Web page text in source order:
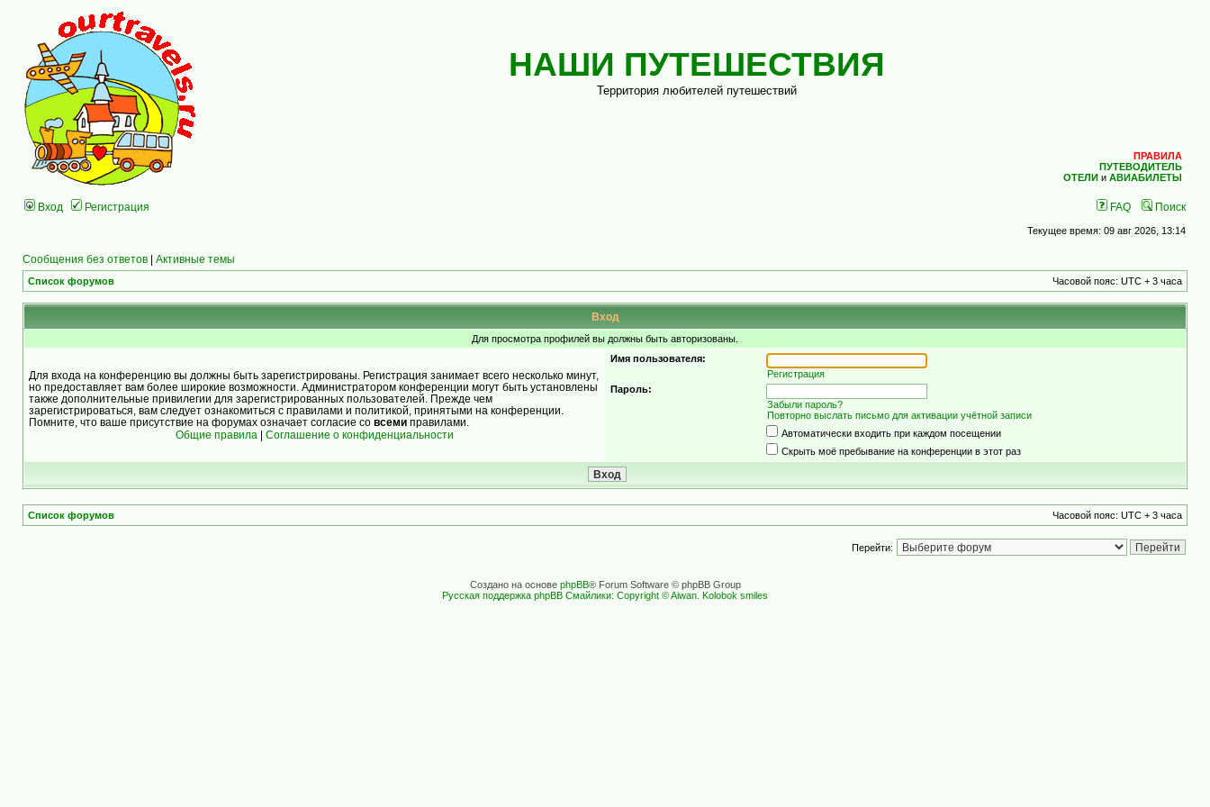
НАШИ ПУТЕШЕСТВИЯ
Территория любителей путешествий
ПРАВИЛА
ПУТЕВОДИТЕЛЬ
ОТЕЛИ и АВИАБИЛЕТЫ
Вход Регистрация FAQ Поиск
Текущее время: 09 авг 2026, 13:14
Сообщения без ответов | Активные темы
Список форумов Часовой пояс: UTC + 3 часа
Вход
Для просмотра профилей вы должны быть авторизованы.
Для входа на конференцию вы должны быть зарегистрированы. Регистрация занимает всего несколько минут,
но предоставляет вам более широкие возможности. Администратором конференции могут быть установлены
также дополнительные привилегии для зарегистрированных пользователей. Прежде чем
зарегистрироваться, вам следует ознакомиться с правилами и политикой, принятыми на конференции.
Помните, что ваше присутствие на форумах означает согласие со всеми правилами.
Общие правила | Соглашение о конфиденциальности
Имя пользователя:
Регистрация
Пароль:
Забыли пароль?
Повторно выслать письмо для активации учётной записи
Автоматически входить при каждом посещении
Скрыть моё пребывание на конференции в этот раз
Список форумов Часовой пояс: UTC + 3 часа
Перейти:
Создано на основе phpBB® Forum Software © phpBB Group
Русская поддержка phpBB Смайлики: Copyright © Aiwan. Kolobok smiles